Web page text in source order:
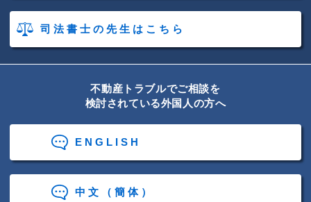
司法書士の先生はこちら
不動産トラブルでご相談を
検討されている外国人の方へ
ENGLISH
中文（簡体）